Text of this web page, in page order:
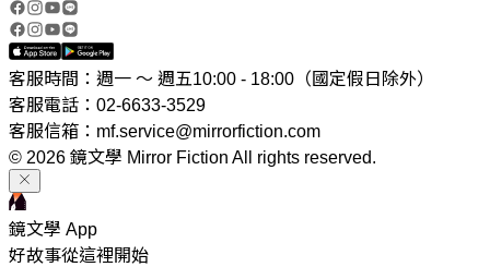
客服時間：週一 ～ 週五10:00 - 18:00（國定假日除外）
客服電話：02-6633-3529
客服信箱：mf.service@mirrorfiction.com
© 2026 鏡文學 Mirror Fiction All rights reserved.
鏡文學 App
好故事從這裡開始